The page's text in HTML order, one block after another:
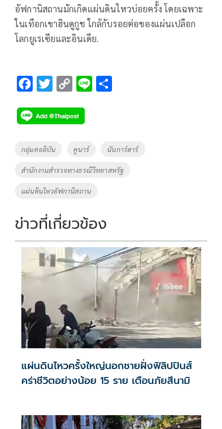
อัฟกานิสถานมักเกิดแผ่นดินไหวบ่อยครั้ง โดยเฉพาะ
ในเทือกเขาฮินดูกูช ใกล้กับรอยต่อของแผ่นเปลือก
โลกยูเรเซียและอินเดีย.
F
e
b
o
o
k
T
tt
er
C
p
y
Li
k
Li
Tags
กลุ่มตอลิบัน คูนาร์ นันการ์ฮาร์
สำนักงานสำรวจทางธรณีวิทยาสหรัฐ
แผ่นดินไหวอัฟกานิสถาน
ข่าวที่เกี่ยวข้อง
แผ่นดินไหวครั้งใหญ่นอกชายฝั่งฟิลิปปินส์
คร่าชีวิตอย่างน้อย 15 ราย เตือนภัยสึนามิ